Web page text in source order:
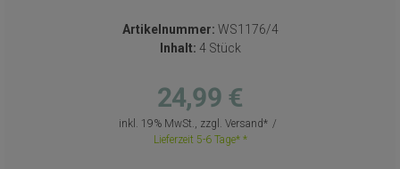
Artikelnummer: WS1176/4
Inhalt: 4 Stück
24,99 €
inkl. 19% MwSt., zzgl. Versand
Lieferzeit 5-6 Tage*